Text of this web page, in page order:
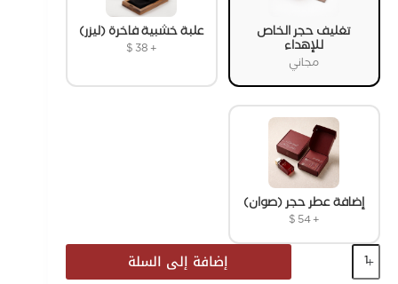
تغليف حجر الخاص
للإهداء
مجاني
علبة خشبية فاخرة (ليزر)
+
$38
إضافة عطر حجر (صوان)
+
$54
إضافة إلى السلة